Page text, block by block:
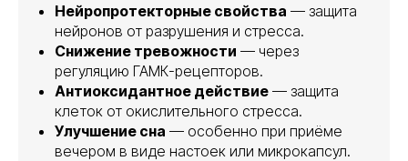
Нейропротекторные свойства — защита
нейронов от разрушения и стресса.
Снижение тревожности — через
регуляцию ГАМК-рецепторов.
Антиоксидантное действие — защита
клеток от окислительного стресса.
Улучшение сна — особенно при приёме
вечером в виде настоек или микрокапсул.